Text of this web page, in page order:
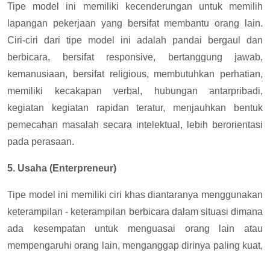
Tipe model ini memiliki kecenderungan untuk memilih
lapangan pekerjaan yang bersifat membantu orang lain.
Ciri-ciri dari tipe model ini adalah pandai bergaul dan
berbicara, bersifat responsive, bertanggung jawab,
kemanusiaan, bersifat religious, membutuhkan perhatian,
memiliki kecakapan verbal, hubungan antarpribadi,
kegiatan kegiatan rapidan teratur, menjauhkan bentuk
pemecahan masalah secara intelektual, lebih berorientasi
pada perasaan.
5. Usaha (Enterpreneur)
Tipe model ini memiliki ciri khas diantaranya menggunakan
keterampilan - keterampilan berbicara dalam situasi dimana
ada kesempatan untuk menguasai orang lain atau
mempengaruhi orang lain, menganggap dirinya paling kuat,